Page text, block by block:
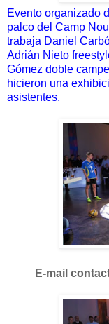
Evento organizado
palco del Camp
trabaja Daniel
Adrián Nieto
Gómez doble
hicieron una
asistentes.
E-mail